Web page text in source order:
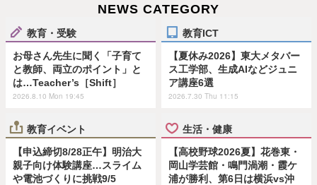
NEWS CATEGORY
教育・受験
お母さん先生に聞く「子育て
と教師、両立のポイント」と
は…Teacher’s［Shift］
2026.8.10 Mon 19:45
教育ICT
【夏休み2026】東大メタバー
ス工学部、生成AIなどジュニ
ア講座6選
2026.7.30 Thu 11:15
教育イベント
【申込締切8/28正午】明治大
親子向け体験講座…スライム
や電池づくりに挑戦9/5
生活・健康
【高校野球2026夏】花巻東・
岡山学芸館・鳴門渦潮・霞ケ
浦が勝利、第6日は横浜vs沖